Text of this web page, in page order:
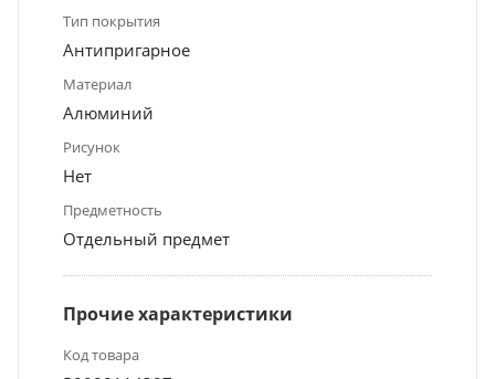
Тип покрытия
Антипригарное
Материал
Алюминий
Рисунок
Нет
Предметность
Отдельный предмет
Прочие характеристики
Код товара